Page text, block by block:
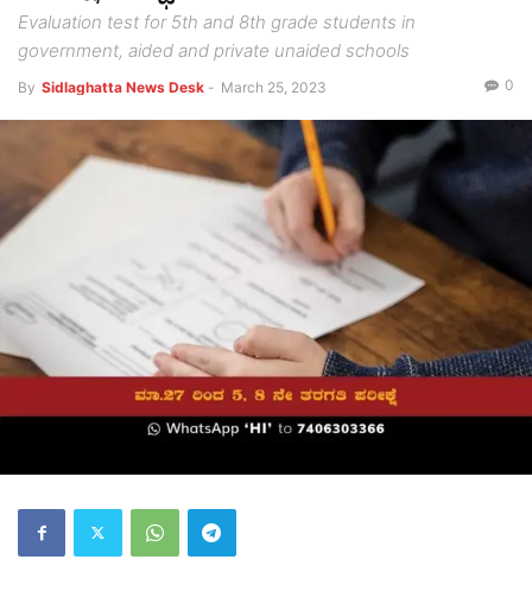
Evaluation test for 5th and 8th grade students in
government, aided and private unaided schools
By Sidlaghatta News Desk - March 25, 2023 0